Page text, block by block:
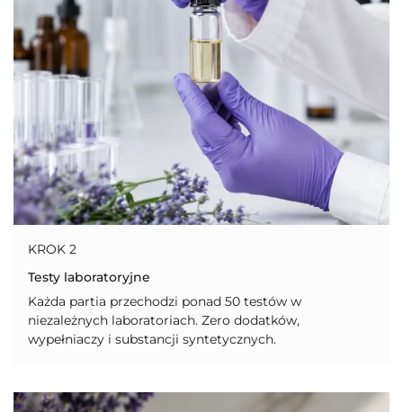
KROK 2
Testy laboratoryjne
Każda partia przechodzi ponad 50 testów w
niezależnych laboratoriach. Zero dodatków,
wypełniaczy i substancji syntetycznych.